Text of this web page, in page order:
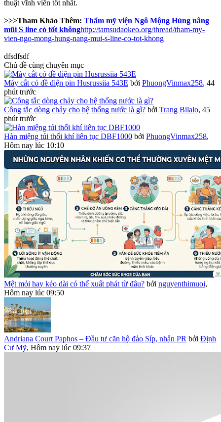
thuật vĩnh viễn tốt nhất.
>>>Tham Khảo Thêm: Thẩm mỹ viện Ngô Mộng Hùng nâng
mũi S line có tốt khônghttp://tamsudaokeo.org/thread/tham-my-
vien-ngo-mong-hung-nang-mui-s-line-co-tot-khong
dfsdfsdf
Chủ đề cùng chuyên mục
Máy cắt cỏ đề điện pin Husrussiia 543E bởi PhuongVinmax258, 44
phút trước
Công tắc dòng chảy cho hệ thống nước là gì? bởi Trang Bilalo, 45
phút trước
Hàn miệng túi thổi khí liên tục DBF1000 bởi PhuongVinmax258,
Hôm nay lúc 10:10
Mệt mỏi hay kéo dài có thể xuất phát từ đâu? bởi nguyenthimuoi,
Hôm nay lúc 09:50
Andriana Court Paphos – Đầu tư căn hộ đảo Síp, nhận PR bởi Định
Cư Mỹ, Hôm nay lúc 09:37